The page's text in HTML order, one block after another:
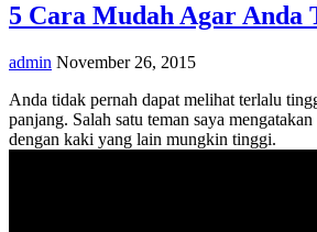
5 Cara Mudah Agar
admin November 26, 2015
Anda tidak pernah dapat melihat terlalu
panjang. Salah satu teman saya
dengan kaki yang lain mungkin tinggi.